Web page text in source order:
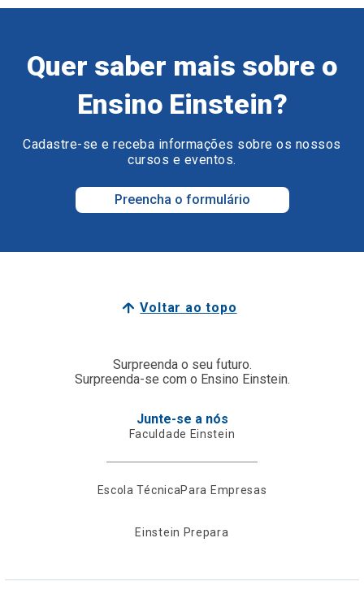
Quer saber mais sobre o
Ensino Einstein?
Cadastre-se e receba informações sobre os nossos
cursos e eventos.
Preencha o formulário
Voltar ao topo
Surpreenda o seu futuro.
Surpreenda-se com o Ensino Einstein.
Junte-se a nós
Faculdade Einstein
Escola TécnicaPara Empresas
Einstein Prepara